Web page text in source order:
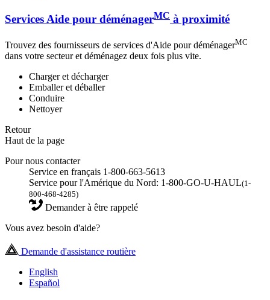
Services Aide pour déménagerMC à proximité
Trouvez des fournisseurs de services d'Aide pour déménagerMC
dans votre secteur et déménagez deux fois plus vite.
Charger et décharger
Emballer et déballer
Conduire
Nettoyer
Retour
Haut de la page
Pour nous contacter
Service en français 1-800-663-5613
Service pour l'Amérique du Nord: 1-800-GO-U-HAUL(1-
800-468-4285)
Demander à être rappelé
Vous avez besoin d'aide?
Demande d'assistance routière
English
Español